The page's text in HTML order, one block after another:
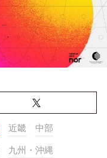
近畿 中部
九州・沖縄